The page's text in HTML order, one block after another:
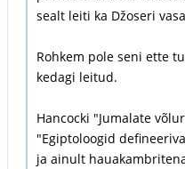
sealt leiti ka Džoseri
Rohkem pole seni ette
kedagi leitud.
Hancocki "Jumalate
"Egiptoloogid
ja ainult